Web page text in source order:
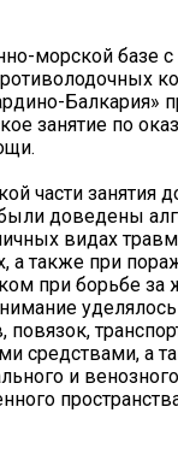
морской базе
Балкария»
занятие по
части занятия
доведены
видах
а также при
при борьбе за
повязок,
средствами, а
и